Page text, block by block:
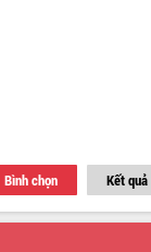
Bình chọn Kết quả